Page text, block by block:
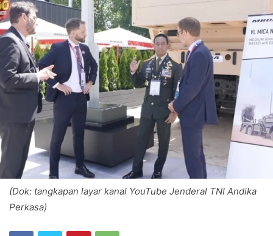
(Dok: tangkapan layar kanal YouTube Jenderal TNI Andika
Perkasa)